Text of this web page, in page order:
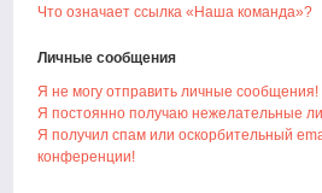
Что означает ссылка «Наша команда»?
Личные сообщения
Я не могу отправить личные сообщения!
Я постоянно получаю нежелательные
Я получил спам или оскорбительный
конференции!